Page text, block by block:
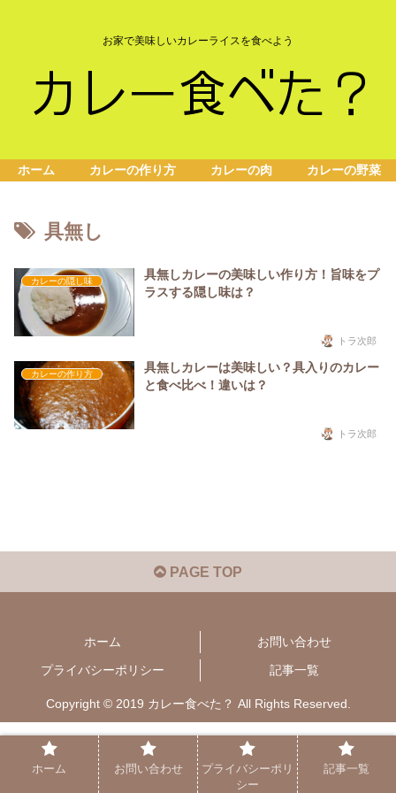
お家で美味しいカレーライスを食べよう
ホーム カレーの作り方 カレーの肉 カレーの野菜
具無し
カレーの隠し味
具無しカレーの美味しい作り方！旨味をプ
ラスする隠し味は？
トラ次郎
カレーの作り方
具無しカレーは美味しい？具入りのカレー
と食べ比べ！違いは？
トラ次郎
PAGE TOP
ホーム
お問い合わせ
プライバシーポリシー
記事一覧
Copyright © 2019 カレー食べた？ All Rights Reserved.
ホーム お問い合わせ
プライバシーポリ
シー
記事一覧